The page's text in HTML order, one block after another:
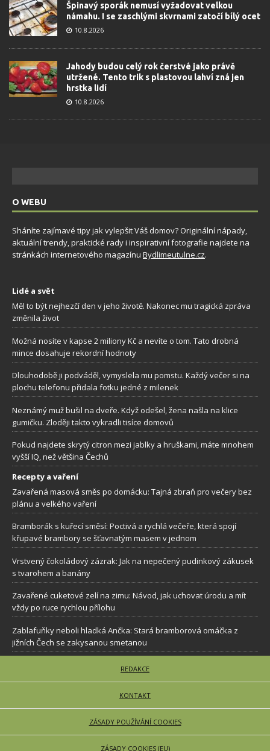
Špinavý sporák nemusí vyžadovat velkou
námahu. I se zaschlými skvrnami zatočí bílý ocet
10.8.2026
Jahody budou celý rok čerstvé jako právě
utržené. Tento trik s plastovou lahví zná jen
hrstka lidí
10.8.2026
O WEBU
Sháníte zajímavé tipy jak vylepšit Váš domov? Originální nápady,
aktuální trendy, praktické rady i inspirativní fotografie najdete na
stránkách internetového magazínu Bydlimeutulne.cz.
Lidé a svět
Měl to být nejhezčí den v jeho životě. Nakonec mu tragická zpráva
změnila život
Možná nosíte v kapse 2 miliony Kč a nevíte o tom. Tato drobná
mince dosahuje rekordní hodnoty
Dlouhodobě ji podváděl, vymyslela mu pomstu. Každý večer si na
plochu telefonu přidala fotku jedné z milenek
Neznámý muž bušil na dveře. Když odešel, žena našla na klice
gumičku. Zloději takto vykradli tisíce domovů
Pokud najdete skrytý citron mezi jablky a hruškami, máte mnohem
vyšší IQ, než většina Čechů
Recepty a vaření
Zavařená masová směs po domácku: Tajná zbraň pro večery bez
plánu a velkého vaření
Bramborák s kuřecí směsí: Poctivá a rychlá večeře, která spojí
křupavé brambory se šťavnatým masem v jednom
Vrstvený čokoládový zázrak: Jak na nepečený pudinkový zákusek
s tvarohem a banány
Zavařené cuketové zelí na zimu: Návod, jak uchovat úrodu a mít
vždy po ruce rychlou přílohu
Zablafuňky neboli hladká Ančka: Stará bramborová omáčka z
jižních Čech se zakysanou smetanou
REDAKCE
KONTAKT
ZÁSADY POUŽÍVÁNÍ COOKIES
ZÁSADY COOKIES (EU)